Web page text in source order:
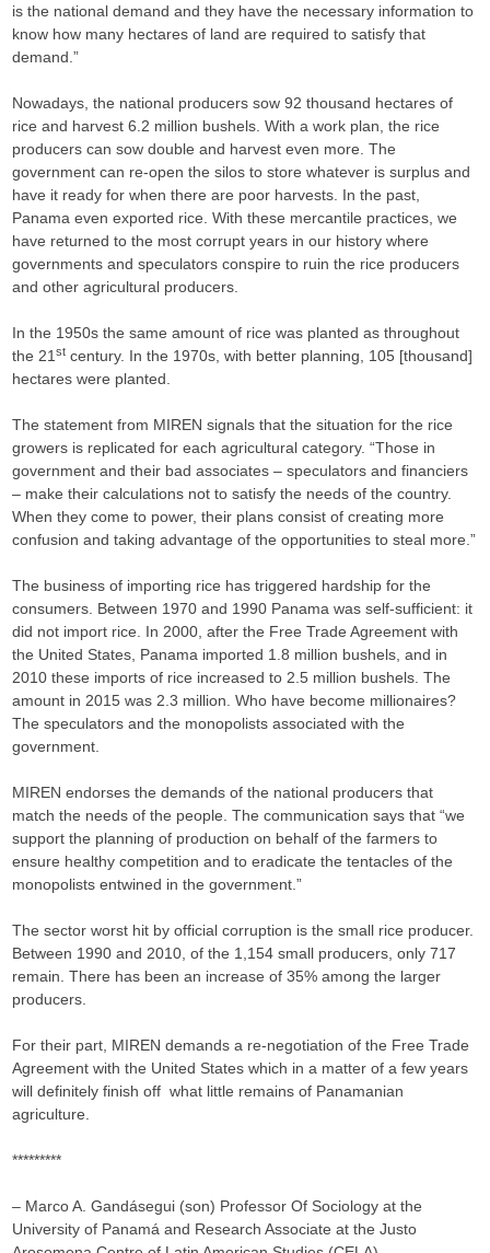
is the national demand and they have the necessary information to
know how many hectares of land are required to satisfy that
demand.”
Nowadays, the national producers sow 92 thousand hectares of
rice and harvest 6.2 million bushels. With a work plan, the rice
producers can sow double and harvest even more. The
government can re-open the silos to store whatever is surplus and
have it ready for when there are poor harvests. In the past,
Panama even exported rice. With these mercantile practices, we
have returned to the most corrupt years in our history where
governments and speculators conspire to ruin the rice producers
and other agricultural producers.
In the 1950s the same amount of rice was planted as throughout
the 21st century. In the 1970s, with better planning, 105 [thousand]
hectares were planted.
The statement from MIREN signals that the situation for the rice
growers is replicated for each agricultural category. “Those in
government and their bad associates – speculators and financiers
– make their calculations not to satisfy the needs of the country.
When they come to power, their plans consist of creating more
confusion and taking advantage of the opportunities to steal more.”
The business of importing rice has triggered hardship for the
consumers. Between 1970 and 1990 Panama was self-sufficient: it
did not import rice. In 2000, after the Free Trade Agreement with
the United States, Panama imported 1.8 million bushels, and in
2010 these imports of rice increased to 2.5 million bushels. The
amount in 2015 was 2.3 million. Who have become millionaires?
The speculators and the monopolists associated with the
government.
MIREN endorses the demands of the national producers that
match the needs of the people. The communication says that “we
support the planning of production on behalf of the farmers to
ensure healthy competition and to eradicate the tentacles of the
monopolists entwined in the government.”
The sector worst hit by official corruption is the small rice producer.
Between 1990 and 2010, of the 1,154 small producers, only 717
remain. There has been an increase of 35% among the larger
producers.
For their part, MIREN demands a re-negotiation of the Free Trade
Agreement with the United States which in a matter of a few years
will definitely finish off what little remains of Panamanian
agriculture.
*********
– Marco A. Gandásegui (son) Professor Of Sociology at the
University of Panamá and Research Associate at the Justo